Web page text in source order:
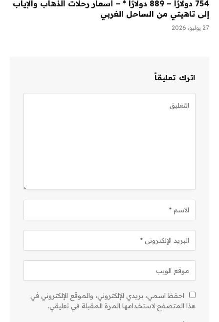
754 دولارًا – 889 دولارًا * – أسعار رحلات الذهاب والإياب
إلى تاهيتي من الساحل الغربي
27 يوليو، 2026
اترك تعليقاً
احفظ اسمي، بريدي الإلكتروني، والموقع الإلكتروني في
هذا المتصفح لاستخدامها المرة المقبلة في تعليقي.